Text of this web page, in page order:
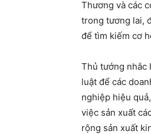
Thương và các
trong tương lai,
để tìm kiếm cơ
Thủ tướng nhắc
luật để các
nghiệp hiệu
việc sản xuất
rộng sản xuất